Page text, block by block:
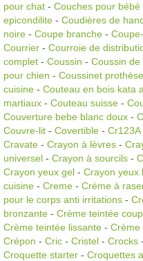
pour chat - Couches pour bébé
epicondilite - Coudières de
noire - Coupe branche -
Courrier - Courroie de
complet - Coussin - Coussin de
pour chien - Coussinet
cuisine - Couteau en bois kata
martiaux - Couteau suisse -
Couverture bebe blanc doux -
Couvre-lit - Covertible - Cr123A
Cravate - Crayon à lèvres -
universel - Crayon à sourcils -
Crayon yeux gel - Crayon yeux
cuisine - Creme - Crème à
pour le corps anti irritations -
bronzante - Crème teintée coup
Crème teintée lissante - Crème
Crépon - Cric - Cristel - Crocks -
Croquette starter - Croquettes